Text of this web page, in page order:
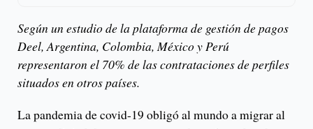
Según un estudio de la plataforma de gestión de pagos
Deel, Argentina, Colombia, México y Perú
representaron el 70% de las contrataciones de perfiles
situados en otros países.
La pandemia de covid-19 obligó al mundo a migrar al